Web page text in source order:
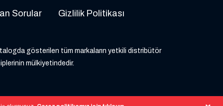
Sorular Gizlilik Politikası
gösterilen tüm markaların yetkili distribütör
mülkiyetindedir.